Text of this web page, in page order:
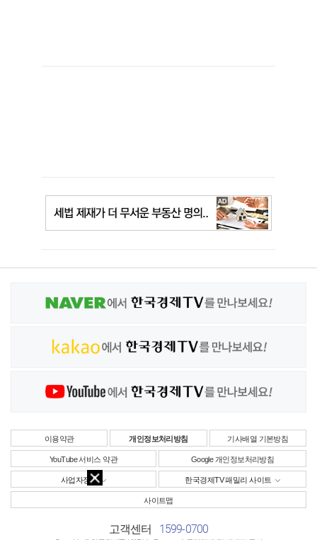
이용약관 개인정보처리방침 기사배열 기본방침
YouTube 서비스 약관 Google 개인정보처리방침
사업자정보 한국경제TV 패밀리 사이트
사이트맵
고객센터 1599-0700